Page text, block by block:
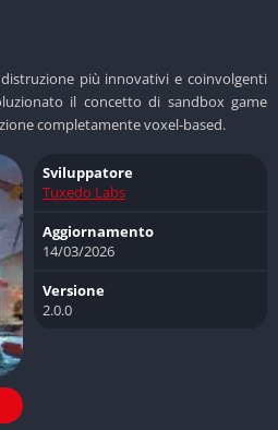
più innovativi e coinvolgenti
il concetto di sandbox game
completamente voxel-based.
Sviluppatore
Tuxedo Labs
Aggiornamento
14/03/2026
Versione
2.0.0